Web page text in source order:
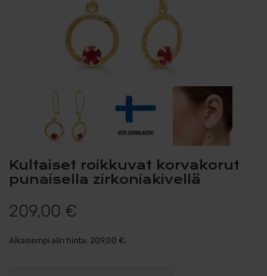
Kultaiset roikkuvat korvakorut
punaisella zirkoniakivellä
209,00 €
Aikaisempi alin hinta: 209,00 €.